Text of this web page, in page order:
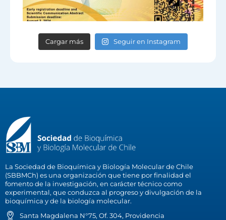
Cargar más Seguir en Instagram
La Sociedad de Bioquímica y Biología Molecular de Chile
(SBBMCh) es una organización que tiene por finalidad el
fomento de la investigación, en carácter técnico como
experimental, que conduzca al progreso y divulgación de la
bioquímica y de la biología molecular.
Santa Magdalena N°75, Of. 304, Providencia